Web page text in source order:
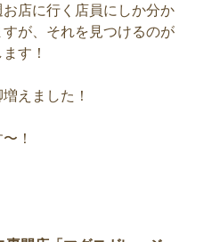
店に行く店員にしか分か
が、それを見つけるのが
す！
えました！
！